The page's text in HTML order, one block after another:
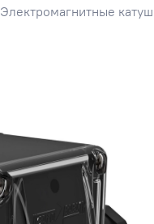
Электромагнитные